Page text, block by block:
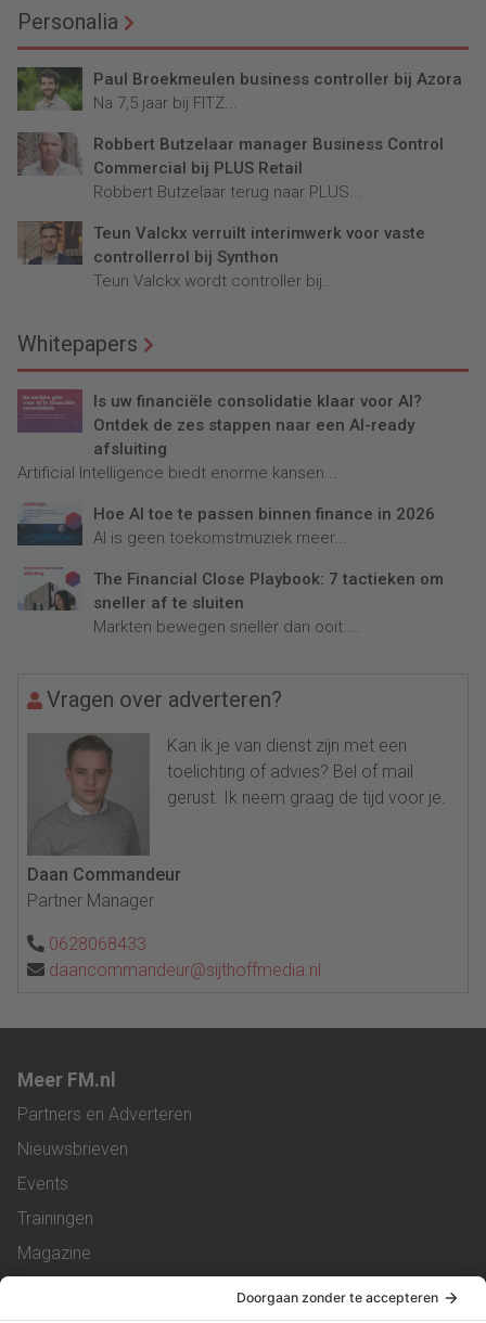
Personalia
Paul Broekmeulen business controller bij Azora
Na 7,5 jaar bij FITZ...
Robbert Butzelaar manager Business Control
Commercial bij PLUS Retail
Robbert Butzelaar terug naar PLUS...
Teun Valckx verruilt interimwerk voor vaste
controllerrol bij Synthon
Teun Valckx wordt controller bij...
Whitepapers
Is uw financiële consolidatie klaar voor AI?
Ontdek de zes stappen naar een AI-ready
afsluiting
Artificial Intelligence biedt enorme kansen...
Hoe AI toe te passen binnen finance in 2026
AI is geen toekomstmuziek meer...
The Financial Close Playbook: 7 tactieken om
sneller af te sluiten
Markten bewegen sneller dan ooit....
Vragen over adverteren?
Kan ik je van dienst zijn met een
toelichting of advies? Bel of mail
gerust. Ik neem graag de tijd voor je.
Daan Commandeur
Partner Manager
0628068433
daancommandeur@sijthoffmedia.nl
Meer FM.nl
Partners en Adverteren
Nieuwsbrieven
Events
Trainingen
Magazine